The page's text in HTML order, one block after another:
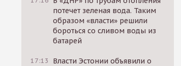
потечет зеленая вода. Таким
образом «власти» решили
бороться со сливом воды из
батарей
17:13
Власти Эстонии объявили о